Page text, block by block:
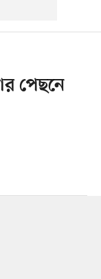
পেছনে